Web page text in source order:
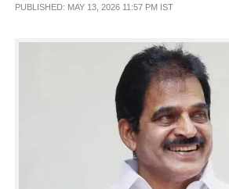
PUBLISHED: MAY 13, 2026 11:57 PM IST